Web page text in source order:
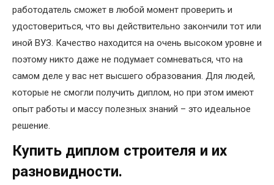
работодатель сможет в любой момент проверить и
удостовериться, что вы действительно закончили тот или
иной ВУЗ. Качество находится на очень высоком уровне и
поэтому никто даже не подумает сомневаться, что на
самом деле у вас нет высшего образования. Для людей,
которые не смогли получить диплом, но при этом имеют
опыт работы и массу полезных знаний – это идеальное
решение.
Купить диплом строителя и их
разновидности.